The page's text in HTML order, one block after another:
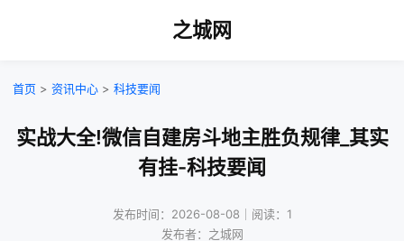
之城网
首页 > 资讯中心 > 科技要闻
实战大全!微信自建房斗地主胜负规律_其实
有挂-科技要闻
发布时间：2026-08-08｜阅读：1
发布者：之城网